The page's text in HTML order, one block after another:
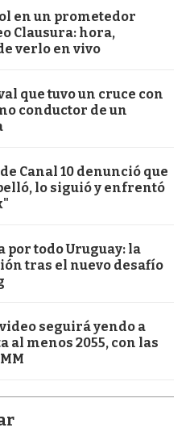
en un prometedor
Clausura: hora,
verlo en vivo
que tuvo un cruce con
conductor de un
Canal 10 denunció que
lo siguió y enfrentó
por todo Uruguay: la
tras el nuevo desafío
seguirá yendo a
al menos 2055, con las